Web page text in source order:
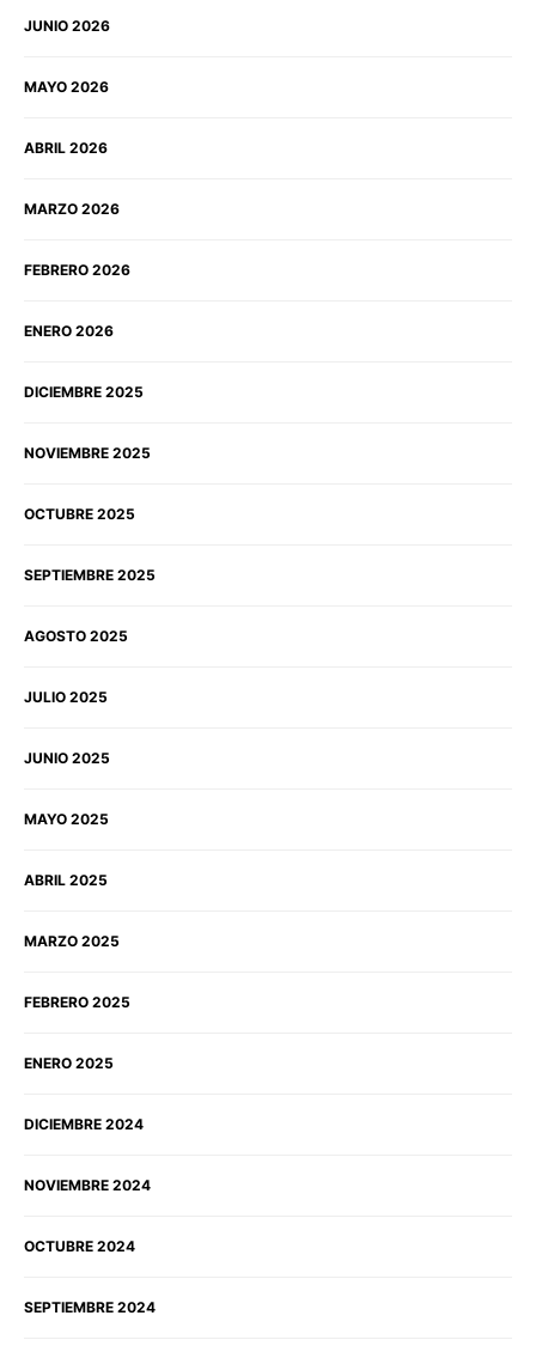
JUNIO 2026
MAYO 2026
ABRIL 2026
MARZO 2026
FEBRERO 2026
ENERO 2026
DICIEMBRE 2025
NOVIEMBRE 2025
OCTUBRE 2025
SEPTIEMBRE 2025
AGOSTO 2025
JULIO 2025
JUNIO 2025
MAYO 2025
ABRIL 2025
MARZO 2025
FEBRERO 2025
ENERO 2025
DICIEMBRE 2024
NOVIEMBRE 2024
OCTUBRE 2024
SEPTIEMBRE 2024